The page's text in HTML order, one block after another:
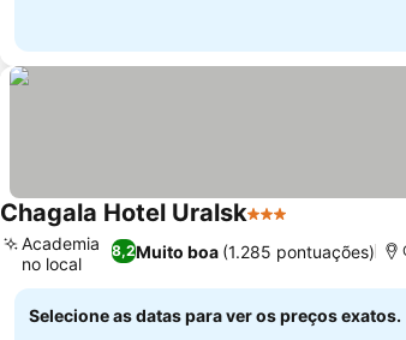
Chagala Hotel Uralsk3 Estrelas
8,2Muito boa (1.285 pontuações)
Academia
no local
Selecione as datas para ver os preços exatos.